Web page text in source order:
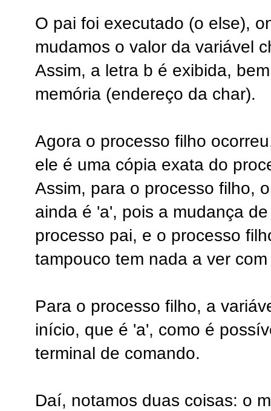
O pai foi executado (o else),
mudamos o valor da variável
Assim, a letra b é exibida,
memória (endereço da char).
Agora o processo filho
ele é uma cópia exata do
Assim, para o processo filho,
ainda é 'a', pois a mudança
processo pai, e o processo
tampouco tem nada a ver
Para o processo filho, a
início, que é 'a', como é
terminal de comando.
Daí, notamos duas coisas: o